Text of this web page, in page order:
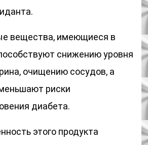
вещества, имеющиеся в
снижению уровня
очищению сосудов, а
риски
диабета.
этого продукта